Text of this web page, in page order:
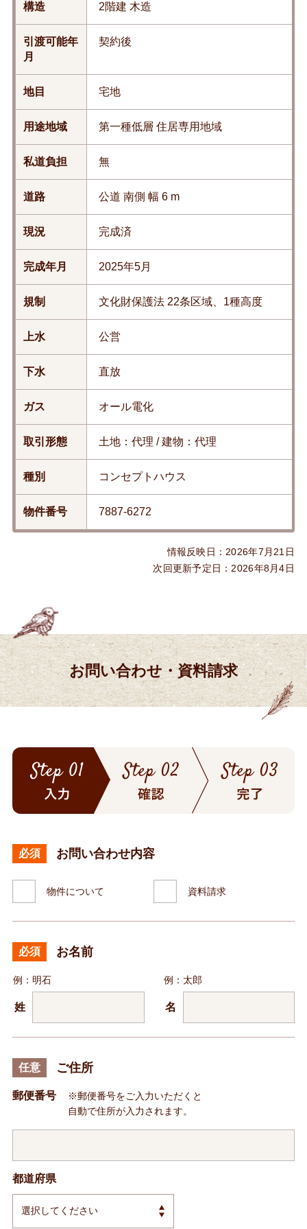
構造 2階建 木造
引渡可能年
月
契約後
地目 宅地
用途地域 第一種低層 住居専用地域
私道負担 無
道路 公道 南側 幅 6 m
現況 完成済
完成年月 2025年5月
規制 文化財保護法 22条区域、1種高度
上水 公営
下水 直放
ガス オール電化
取引形態 土地：代理 / 建物：代理
種別 コンセプトハウス
物件番号 7887-6272
情報反映日：2026年7月21日
次回更新予定日：2026年8月4日
お問い合わせ・資料請求
必須 お問い合わせ内容
物件について 資料請求
必須 お名前
姓
例：明石
名
例：太郎
任意 ご住所
郵便番号
※郵便番号をご入力いただくと
自動で住所が入力されます。
都道府県